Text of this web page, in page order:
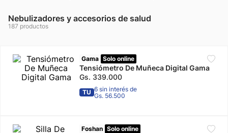
4. botin
6. mochila
Nebulizadores y accesorios de salud
187 productos
Gama Solo online
Tensiómetro De Muñeca Digital Gama
Gs. 339.000
TU 6 sin interés de
Gs. 56.500
Foshan Solo online